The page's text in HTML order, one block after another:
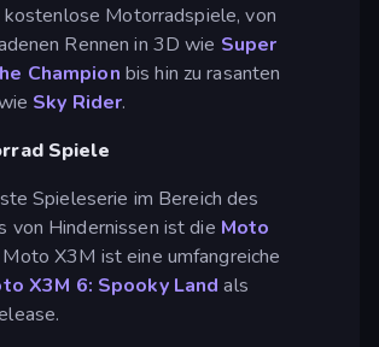
Motorradspiele, von
Rennen in 3D wie Super
Champion bis hin zu rasanten
Sky Rider.
Spiele
Spieleserie im Bereich des
von Hindernissen ist die Moto
Moto X3M ist eine umfangreiche
X3M 6: Spooky Land als